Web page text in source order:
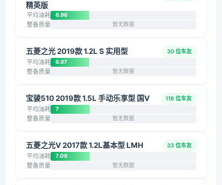
精英版
平均油耗 6.96
整备质量 暂无数据
五菱之光 2019款 1.2L S 实用型 30 位车友
平均油耗 6.97
整备质量 暂无数据
宝骏510 2019款 1.5L 手动乐享型 国V 118 位车友
平均油耗 7
整备质量 暂无数据
五菱之光V 2017款 1.2L基本型 LMH 33 位车友
平均油耗 7.06
整备质量 暂无数据